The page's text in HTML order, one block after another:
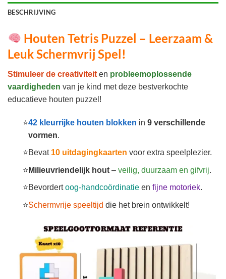
BESCHRIJVING
Houten Tetris Puzzel – Leerzaam &
Leuk Schermvrij Spel!
Stimuleer de creativiteit en probleemoplossende
vaardigheden van je kind met deze bestverkochte
educatieve houten puzzel!
42 kleurrijke houten blokken in 9 verschillende
vormen.
Bevat 10 uitdagingkaarten voor extra speelplezier.
Milieuvriendelijk hout– veilig, duurzaam en gifvrij.
Bevordertoog-handcoördinatieen fijne motoriek.
Schermvrije speeltijd die het brein ontwikkelt!